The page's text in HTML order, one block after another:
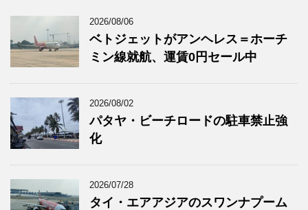
2026/08/06
ベトジェットがアンヘレス＝ホーチ
ミン線就航、運賃0円セール中
2026/08/02
パタヤ・ビーチロードの駐車禁止強
化
2026/07/28
タイ・エアアジアのスワンナプーム